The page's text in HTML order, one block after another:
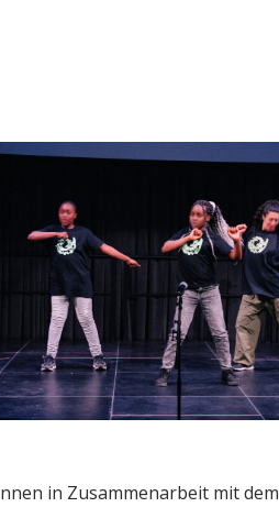
in Zusammenarbeit mit dem